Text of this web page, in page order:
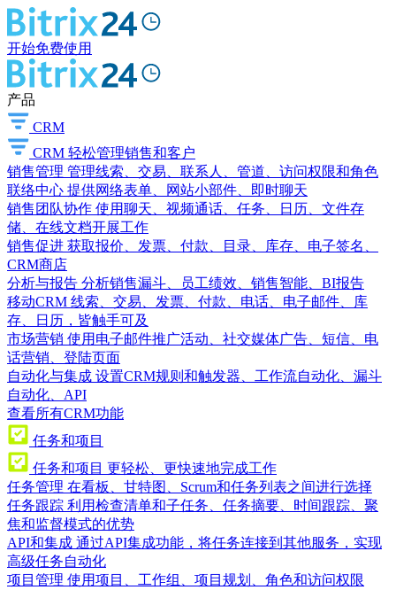
开始免费使用
产品
CRM
CRM 轻松管理销售和客户
销售管理 管理线索、交易、联系人、管道、访问权限和角色
联络中心 提供网络表单、网站小部件、即时聊天
销售团队协作 使用聊天、视频通话、任务、日历、文件存
储、在线文档开展工作
销售促进 获取报价、发票、付款、目录、库存、电子签名、
CRM商店
分析与报告 分析销售漏斗、员工绩效、销售智能、BI报告
移动CRM 线索、交易、发票、付款、电话、电子邮件、库
存、日历，皆触手可及
市场营销 使用电子邮件推广活动、社交媒体广告、短信、电
话营销、登陆页面
自动化与集成 设置CRM规则和触发器、工作流自动化、漏斗
自动化、API
查看所有CRM功能
任务和项目
任务和项目 更轻松、更快速地完成工作
任务管理 在看板、甘特图、Scrum和任务列表之间进行选择
任务跟踪 利用检查清单和子任务、任务摘要、时间跟踪、聚
焦和监督模式的优势
API和集成 通过API集成功能，将任务连接到其他服务，实现
高级任务自动化
项目管理 使用项目、工作组、项目规划、角色和访问权限